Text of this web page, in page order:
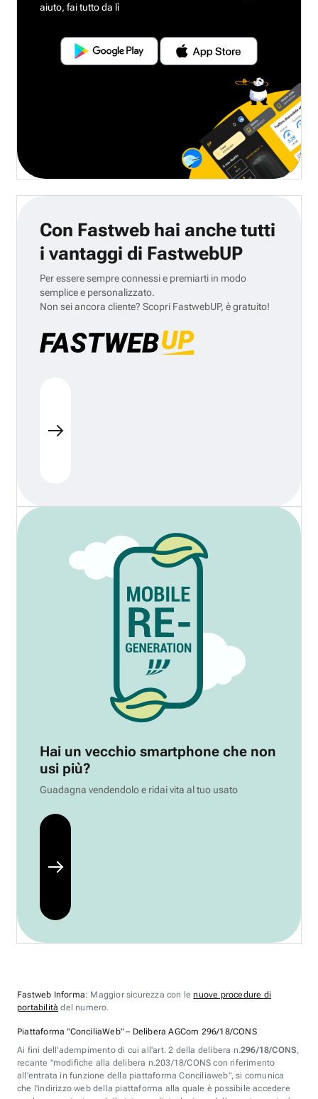
aiuto, fai tutto da lì
Con Fastweb hai anche tutti
i vantaggi di FastwebUP
Per essere sempre connessi e premiarti in modo
semplice e personalizzato.
Non sei ancora cliente? Scopri FastwebUP, è gratuito!
Hai un vecchio smartphone che non
usi più?
Guadagna vendendolo e ridai vita al tuo usato
Fastweb Informa: Maggior sicurezza con lenuove procedure di
portabilità del numero.
Piattaforma "ConciliaWeb" – Delibera AGCom 296/18/CONS
Ai fini dell'adempimento di cui all'art. 2 della delibera n.296/18/CONS,
recante "modifiche alla delibera n.203/18/CONS con riferimento
all'entrata in funzione della piattaforma Conciliaweb", si comunica
che l'indirizzo web della piattaforma alla quale è possibile accedere